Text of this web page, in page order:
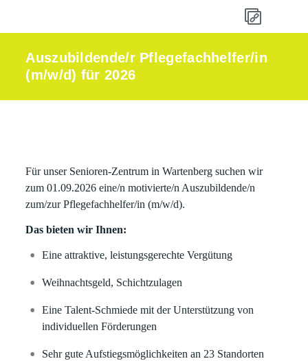
Auszubildende/r Pflegefachhelfer/in
(m/w/d) für 2026
Für unser Senioren-Zentrum in Wartenberg suchen wir
zum 01.09.2026 eine/n motivierte/n Auszubildende/n
zum/zur Pflegefachhelfer/in (m/w/d).
Das bieten wir Ihnen:
Eine attraktive, leistungsgerechte Vergütung
Weihnachtsgeld, Schichtzulagen
Eine Talent-Schmiede mit der Unterstützung von
individuellen Förderungen
Sehr gute Aufstiegsmöglichkeiten an 23 Standorten